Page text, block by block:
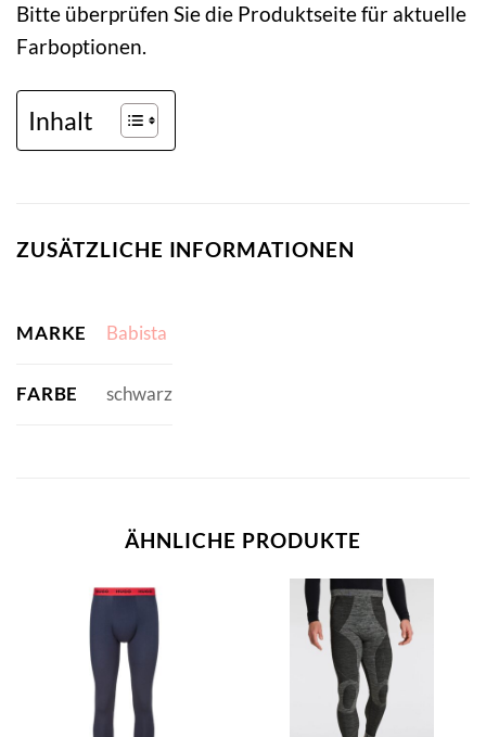
Bitte überprüfen Sie die Produktseite für aktuelle
Farboptionen.
Inhalt
ZUSÄTZLICHE INFORMATIONEN
MARKE Babista
FARBE schwarz
ÄHNLICHE PRODUKTE